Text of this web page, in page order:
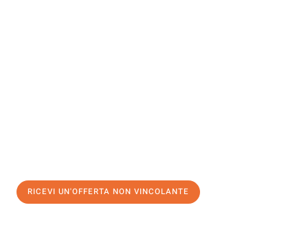
RICEVI UN'OFFERTA NON VINCOLANTE